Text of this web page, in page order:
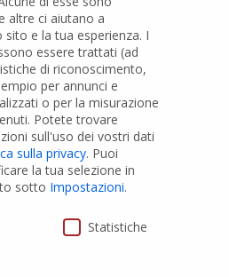
A
altre ci aiutano a
e la tua esperienza. I
essere trattati (ad
di riconoscimento,
per annunci e
o per la misurazione
Potete trovare
sull'uso dei vostri dati
sulla privacy. Puoi
la tua selezione in
sotto Impostazioni.
Statistiche